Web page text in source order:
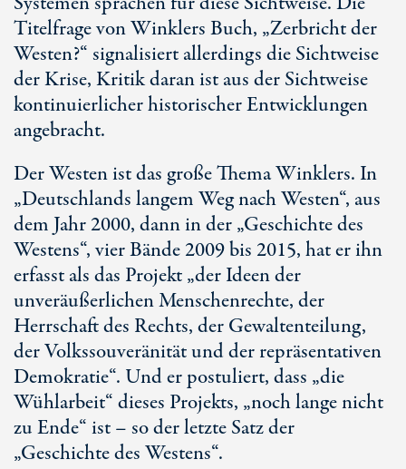
Titelfrage von Winklers Buch, „Zerbricht der
Westen?“ signalisiert allerdings die Sichtweise
der Krise, Kritik daran ist aus der Sichtweise
kontinuierlicher historischer Entwicklungen
angebracht.
Der Westen ist das große Thema Winklers. In
„Deutschlands langem Weg nach Westen“, aus
dem Jahr 2000, dann in der „Geschichte des
Westens“, vier Bände 2009 bis 2015, hat er ihn
erfasst als das Projekt „der Ideen der
unveräußerlichen Menschenrechte, der
Herrschaft des Rechts, der Gewaltenteilung,
der Volkssouveränität und der repräsentativen
Demokratie“. Und er postuliert, dass „die
Wühlarbeit“ dieses Projekts, „noch lange nicht
zu Ende“ ist – so der letzte Satz der
„Geschichte des Westens“.